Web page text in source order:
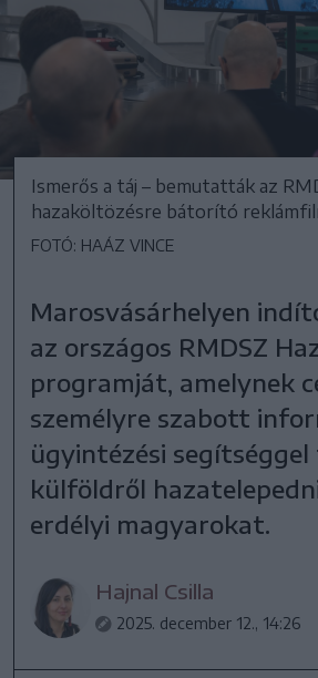
Ismerős a táj – bemutatták az
hazaköltözésre bátorító
FOTÓ: HAÁZ VINCE
Marosvásárhelyen
az országos RMDSZ
programját, amelynek
személyre szabott
ügyintézési segítséggel
külföldről
erdélyi magyarokat.
Hajnal Csilla
2025. december 12., 14:26